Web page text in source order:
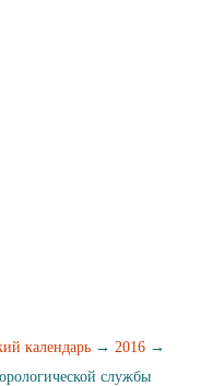
календарь → 2016 →
службы